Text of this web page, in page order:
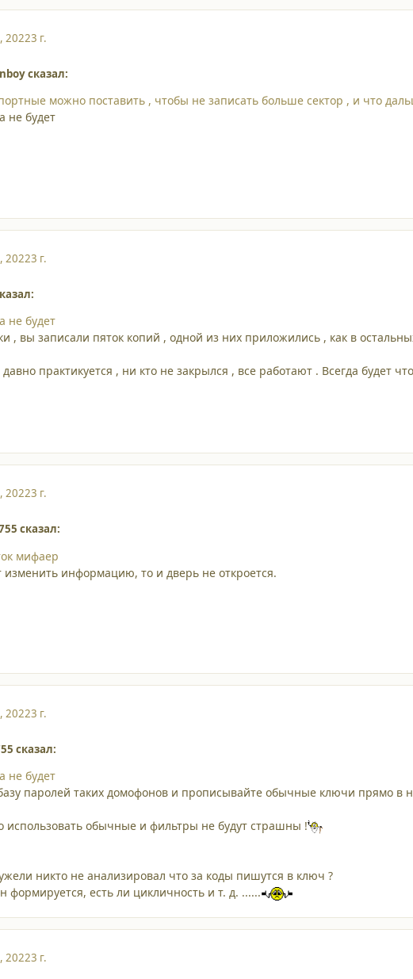
20223 г.
сказал:
можно поставить , чтобы не записать больше сектор , и что
не будет
20223 г.
не будет
, вы записали пяток копий , одной из них приложились , как в
практикуется , ни кто не закрылся , все работают . Всегда будет
20223 г.
сказал:
мифаер
информацию, то и дверь не откроется.
20223 г.
сказал:
не будет
паролей таких домофонов и прописывайте обычные ключи прямо в
обычные и фильтры не будут страшны !
никто не анализировал что за коды пишутся в ключ ?
формируется, есть ли цикличность и т. д. ......
20223 г.